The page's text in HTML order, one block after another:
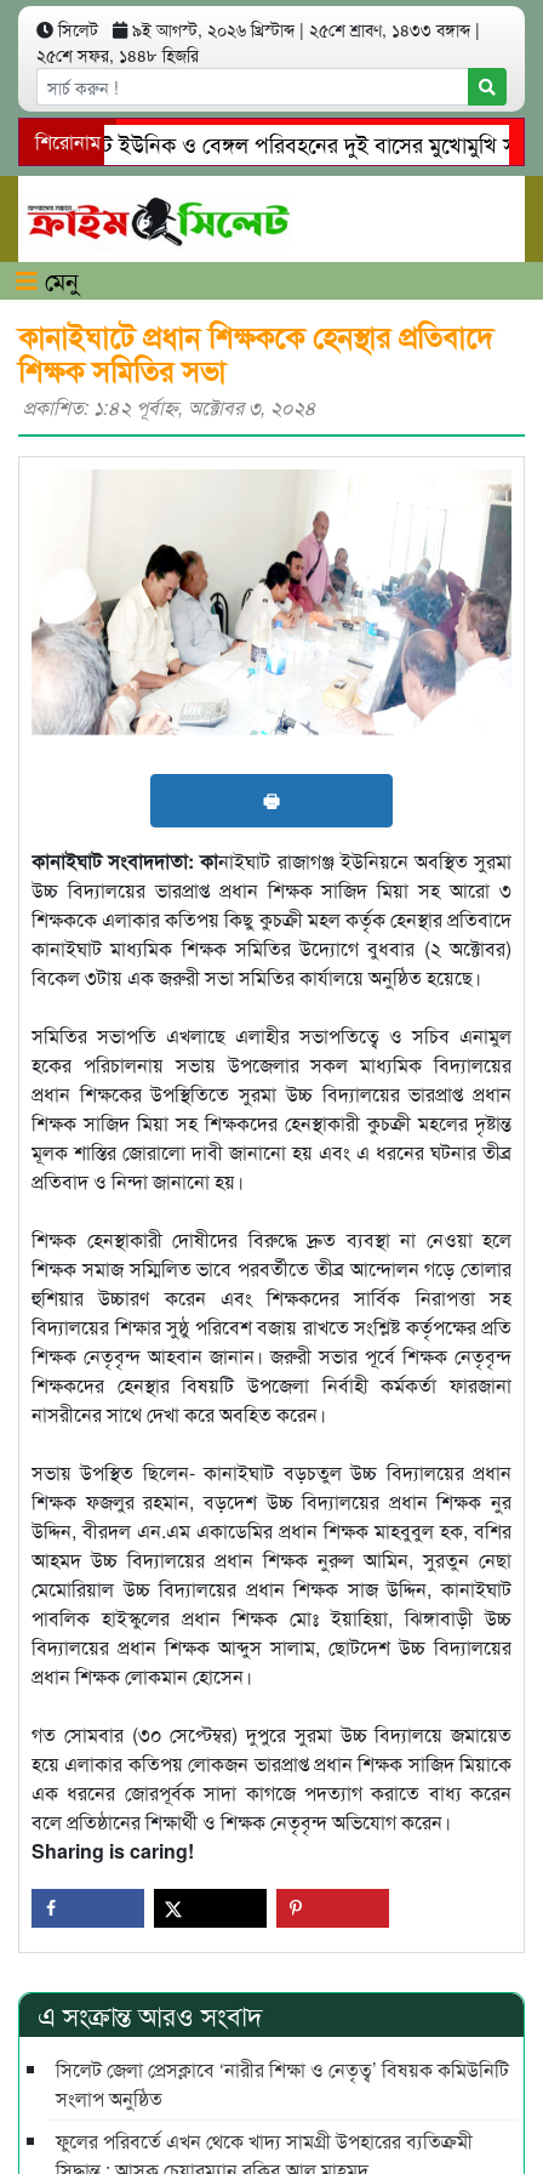
সিলেট ৯ই আগস্ট, ২০২৬ খ্রিস্টাব্দ | ২৫শে শ্রাবণ, ১৪৩৩ বঙ্গাব্দ |
২৫শে সফর, ১৪৪৮ হিজরি
শিরোনাম
সিলেটে ইউনিক ও বেঙ্গল পরিবহনের দুই বাসের মুখোমুখি
গোয়াইনঘাটে প্রেমের ফাঁদে তরুণী পাচার: মাদকাসক্ত রিমালকে
মেনু
কানাইঘাটে প্রধান শিক্ষককে হেনস্থার প্রতিবাদে
শিক্ষক সমিতির সভা
প্রকাশিত: ১:৪২ পূর্বাহ্ণ, অক্টোবর ৩, ২০২৪
🖶
কানাইঘাট সংবাদদাতা: কানাইঘাট রাজাগঞ্জ ইউনিয়নে অবস্থিত সুরমা
উচ্চ বিদ্যালয়ের ভারপ্রাপ্ত প্রধান শিক্ষক সাজিদ মিয়া সহ আরো ৩
শিক্ষককে এলাকার কতিপয় কিছু কুচক্রী মহল কর্তৃক হেনস্থার প্রতিবাদে
কানাইঘাট মাধ্যমিক শিক্ষক সমিতির উদ্যোগে বুধবার (২ অক্টোবর)
বিকেল ৩টায় এক জরুরী সভা সমিতির কার্যালয়ে অনুষ্ঠিত হয়েছে।
সমিতির সভাপতি এখলাছে এলাহীর সভাপতিত্বে ও সচিব এনামুল
হকের পরিচালনায় সভায় উপজেলার সকল মাধ্যমিক বিদ্যালয়ের
প্রধান শিক্ষকের উপস্থিতিতে সুরমা উচ্চ বিদ্যালয়ের ভারপ্রাপ্ত প্রধান
শিক্ষক সাজিদ মিয়া সহ শিক্ষকদের হেনস্থাকারী কুচক্রী মহলের দৃষ্টান্ত
মূলক শাস্তির জোরালো দাবী জানানো হয় এবং এ ধরনের ঘটনার তীব্র
প্রতিবাদ ও নিন্দা জানানো হয়।
শিক্ষক হেনস্থাকারী দোষীদের বিরুদ্ধে দ্রুত ব্যবস্থা না নেওয়া হলে
শিক্ষক সমাজ সম্মিলিত ভাবে পরবর্তীতে তীব্র আন্দোলন গড়ে তোলার
হুশিয়ার উচ্চারণ করেন এবং শিক্ষকদের সার্বিক নিরাপত্তা সহ
বিদ্যালয়ের শিক্ষার সুষ্ঠু পরিবেশ বজায় রাখতে সংশ্লিষ্ট কর্তৃপক্ষের প্রতি
শিক্ষক নেতৃবৃন্দ আহবান জানান। জরুরী সভার পূর্বে শিক্ষক নেতৃবৃন্দ
শিক্ষকদের হেনস্থার বিষয়টি উপজেলা নির্বাহী কর্মকর্তা ফারজানা
নাসরীনের সাথে দেখা করে অবহিত করেন।
সভায় উপস্থিত ছিলেন- কানাইঘাট বড়চতুল উচ্চ বিদ্যালয়ের প্রধান
শিক্ষক ফজলুর রহমান, বড়দেশ উচ্চ বিদ্যালয়ের প্রধান শিক্ষক নুর
উদ্দিন, বীরদল এন.এম একাডেমির প্রধান শিক্ষক মাহবুবুল হক, বশির
আহমদ উচ্চ বিদ্যালয়ের প্রধান শিক্ষক নুরুল আমিন, সুরতুন নেছা
মেমোরিয়াল উচ্চ বিদ্যালয়ের প্রধান শিক্ষক সাজ উদ্দিন, কানাইঘাট
পাবলিক হাইস্কুলের প্রধান শিক্ষক মোঃ ইয়াহিয়া, ঝিঙ্গাবাড়ী উচ্চ
বিদ্যালয়ের প্রধান শিক্ষক আব্দুস সালাম, ছোটদেশ উচ্চ বিদ্যালয়ের
প্রধান শিক্ষক লোকমান হোসেন।
গত সোমবার (৩০ সেপ্টেম্বর) দুপুরে সুরমা উচ্চ বিদ্যালয়ে জমায়েত
হয়ে এলাকার কতিপয় লোকজন ভারপ্রাপ্ত প্রধান শিক্ষক সাজিদ মিয়াকে
এক ধরনের জোরপূর্বক সাদা কাগজে পদত্যাগ করাতে বাধ্য করেন
বলে প্রতিষ্ঠানের শিক্ষার্থী ও শিক্ষক নেতৃবৃন্দ অভিযোগ করেন।
Sharing is caring!
এ সংক্রান্ত আরও সংবাদ
সিলেট জেলা প্রেসক্লাবে ‘নারীর শিক্ষা ও নেতৃত্ব’ বিষয়ক কমিউনিটি
সংলাপ অনুষ্ঠিত
ফুলের পরিবর্তে এখন থেকে খাদ্য সামগ্রী উপহারের ব্যতিক্রমী